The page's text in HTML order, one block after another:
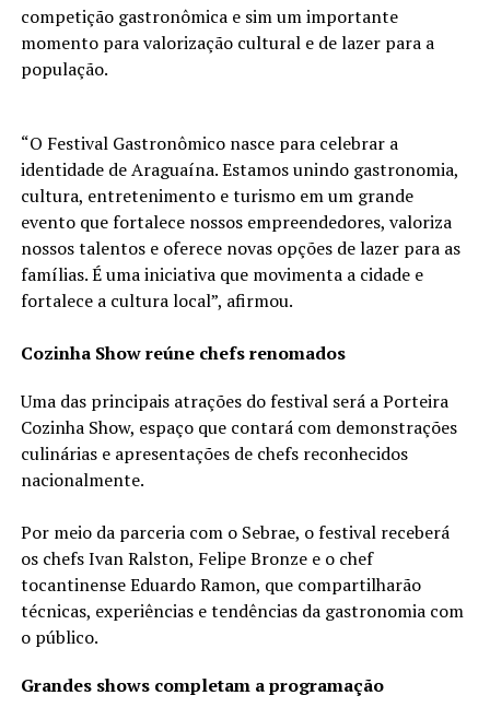
competição gastronômica e sim um importante
momento para valorização cultural e de lazer para a
população.
“O Festival Gastronômico nasce para celebrar a
identidade de Araguaína. Estamos unindo gastronomia,
cultura, entretenimento e turismo em um grande
evento que fortalece nossos empreendedores, valoriza
nossos talentos e oferece novas opções de lazer para as
famílias. É uma iniciativa que movimenta a cidade e
fortalece a cultura local”, afirmou.
Cozinha Show reúne chefs renomados
Uma das principais atrações do festival será a Porteira
Cozinha Show, espaço que contará com demonstrações
culinárias e apresentações de chefs reconhecidos
nacionalmente.
Por meio da parceria com o Sebrae, o festival receberá
os chefs Ivan Ralston, Felipe Bronze e o chef
tocantinense Eduardo Ramon, que compartilharão
técnicas, experiências e tendências da gastronomia com
o público.
Grandes shows completam a programação